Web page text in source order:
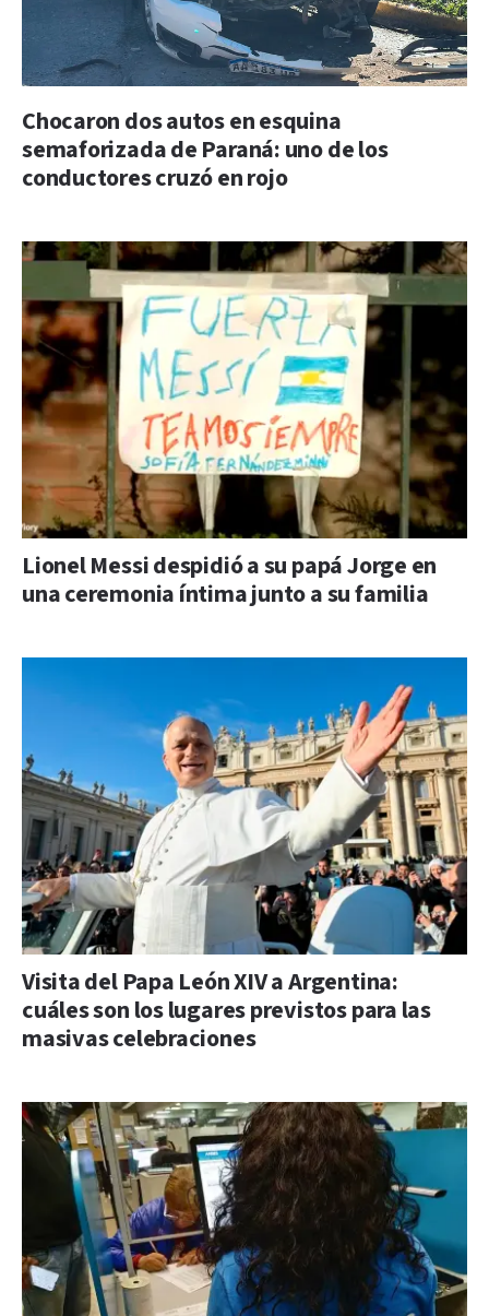
Chocaron dos autos en esquina
semaforizada de Paraná: uno de los
conductores cruzó en rojo
Lionel Messi despidió a su papá Jorge en
una ceremonia íntima junto a su familia
Visita del Papa León XIV a Argentina:
cuáles son los lugares previstos para las
masivas celebraciones